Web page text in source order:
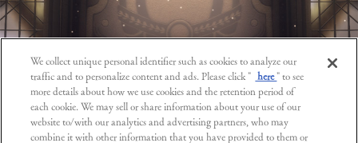
We collect unique personal identifier such as cookies to analyze our
traffic and to personalize content and ads. Please click "
here" to see
more details about how we use cookies and the retention period of
each cookie. We may sell or share information about your use of our
website to/with our analytics and advertising partners, who may
combine it with other information that you have provided to them or